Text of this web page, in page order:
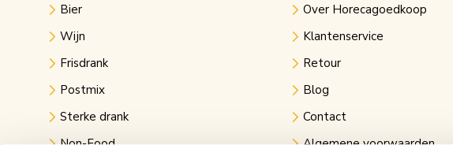
Bier
Wijn
Frisdrank
Postmix
Sterke drank
Over Horecagoedkoop
Klantenservice
Retour
Blog
Contact